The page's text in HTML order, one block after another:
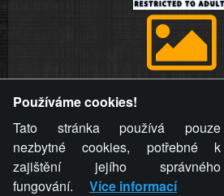
videa a komentáře. Osoba, které se toto
stránky týče, ani osoba, která umístila
stránku, nemůže z důvodu odstranění
komentáře pro výše uvedenou
provozovateli stránky žádný nárok na
nemajetkové újmy.
Používáme cookies!
Tato stránka používá pouze
nezbytné cookies, potřebné k
zajištění jejího správného
fungování.
Více informací